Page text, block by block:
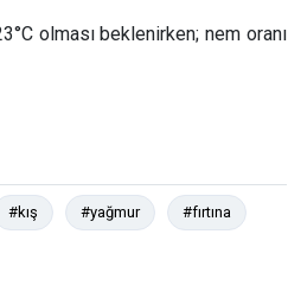
olması beklenirken; nem oranı
#kış #yağmur #fırtına